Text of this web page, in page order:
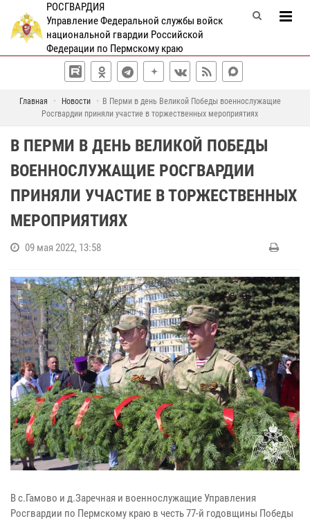
РОСГВАРДИЯ
Управление Федеральной службы войск
национальной гвардии Российской
Федерации по Пермскому краю
Главная Новости
В Перми в день Великой Победы военнослужащие
Росгвардии приняли участие в торжественных мероприятиях
В ПЕРМИ В ДЕНЬ ВЕЛИКОЙ ПОБЕДЫ
ВОЕННОСЛУЖАЩИЕ РОСГВАРДИИ
ПРИНЯЛИ УЧАСТИЕ В ТОРЖЕСТВЕННЫХ
МЕРОПРИЯТИЯХ
09 мая 2022, 13:58
В с.Гамово и д.Заречная и военнослужащие Управления
Росгвардии по Пермскому краю в честь 77-й годовщины Победы